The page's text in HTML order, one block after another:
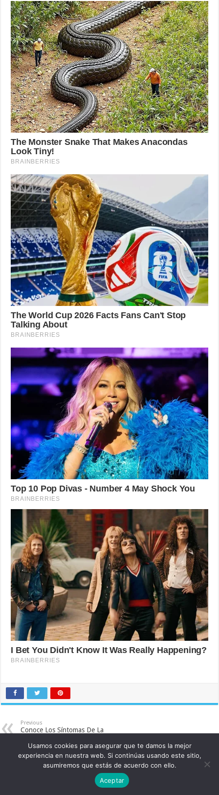
Previous
Conoce Los Síntomas De La
Next
¿Qué Es Y En Qué Consiste El
Rejuvenecimiento Facial?
Usamos cookies para asegurar que te damos la mejor
experiencia en nuestra web. Si continúas usando este sitio,
asumiremos que estás de acuerdo con ello.
Aceptar